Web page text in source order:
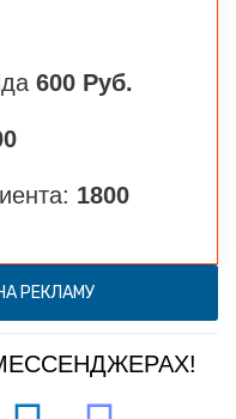
600 Руб.
1800
РЕКЛАМУ